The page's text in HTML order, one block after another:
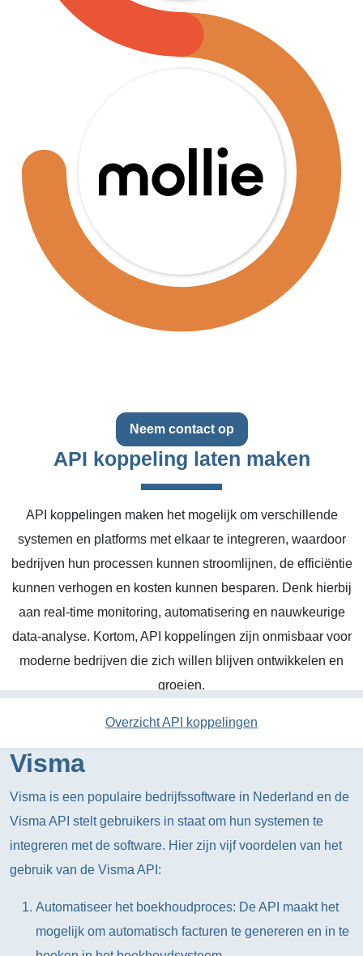
Neem contact op
API koppeling laten maken
API koppelingen maken het mogelijk om verschillende
systemen en platforms met elkaar te integreren, waardoor
bedrijven hun processen kunnen stroomlijnen, de efficiëntie
kunnen verhogen en kosten kunnen besparen. Denk hierbij
aan real-time monitoring, automatisering en nauwkeurige
data-analyse. Kortom, API koppelingen zijn onmisbaar voor
moderne bedrijven die zich willen blijven ontwikkelen en
groeien.
Overzicht API koppelingen
Visma
Visma is een populaire bedrijfssoftware in Nederland en de
Visma API stelt gebruikers in staat om hun systemen te
integreren met de software. Hier zijn vijf voordelen van het
gebruik van de Visma API:
Automatiseer het boekhoudproces: De API maakt het
mogelijk om automatisch facturen te genereren en in te